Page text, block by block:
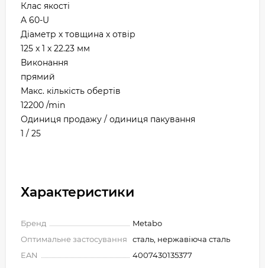
Клас якості
A 60-U
Діаметр х товщина х отвір
125 x 1 x 22.23 мм
Виконання
прямий
Макс. кількість обертів
12200 /min
Одиниця продажу / одиниця пакування
1 / 25
Характеристики
Бренд
Metabo
Оптимальне застосування
сталь, нержавіюча сталь
EAN
4007430135377